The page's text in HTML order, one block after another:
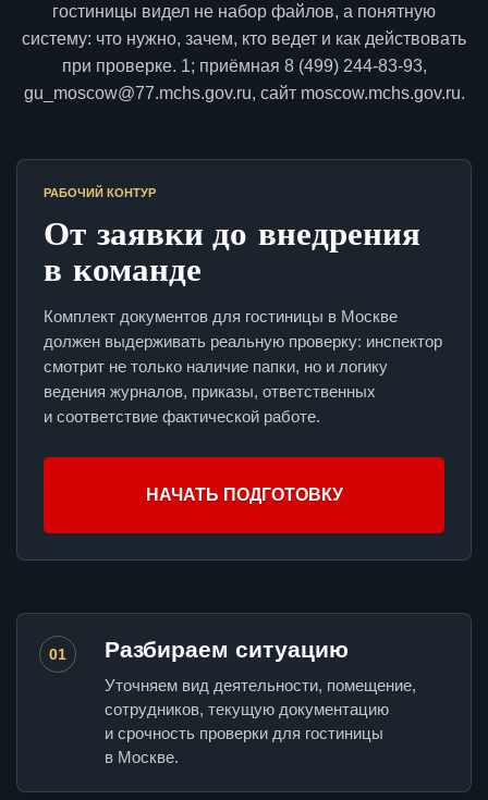
гостиницы видел не набор файлов, а понятную
систему: что нужно, зачем, кто ведет и как действовать
при проверке. 1; приёмная 8 (499) 244-83-93,
gu_moscow@77.mchs.gov.ru, сайт moscow.mchs.gov.ru.
РАБОЧИЙ КОНТУР
От заявки до внедрения
в команде
Комплект документов для гостиницы в Москве
должен выдерживать реальную проверку: инспектор
смотрит не только наличие папки, но и логику
ведения журналов, приказы, ответственных
и соответствие фактической работе.
НАЧАТЬ ПОДГОТОВКУ
01 Разбираем ситуацию
Уточняем вид деятельности, помещение,
сотрудников, текущую документацию
и срочность проверки для гостиницы
в Москве.